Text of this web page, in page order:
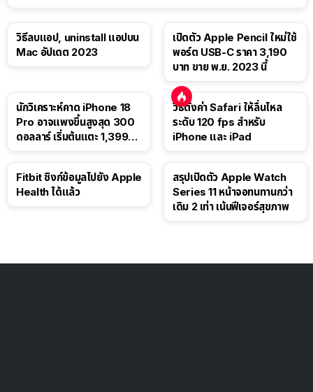
วิธีลบแอป, uninstall แอปบน
Mac อัปเดต 2023
เปิดตัว Apple Pencil ใหม่ใช้
พอร์ต USB-C ราคา 3,190
บาท ขาย พ.ย. 2023 นี้
นักวิเคราะห์คาด iPhone 18
Pro อาจแพงขึ้นสูงสุด 300
ดอลลาร์ เริ่มต้นแตะ 1,399
วิธีตั้งค่า Safari ให้ลื่นไหล
ระดับ 120 fps สำหรับ
iPhone และ iPad
Fitbit ซิงก์ข้อมูลไปยัง Apple
Health ได้แล้ว
สรุปเปิดตัว Apple Watch
Series 11 หน้าจอทนทานกว่า
เดิม 2 เท่า เน้นฟีเจอร์สุขภาพ